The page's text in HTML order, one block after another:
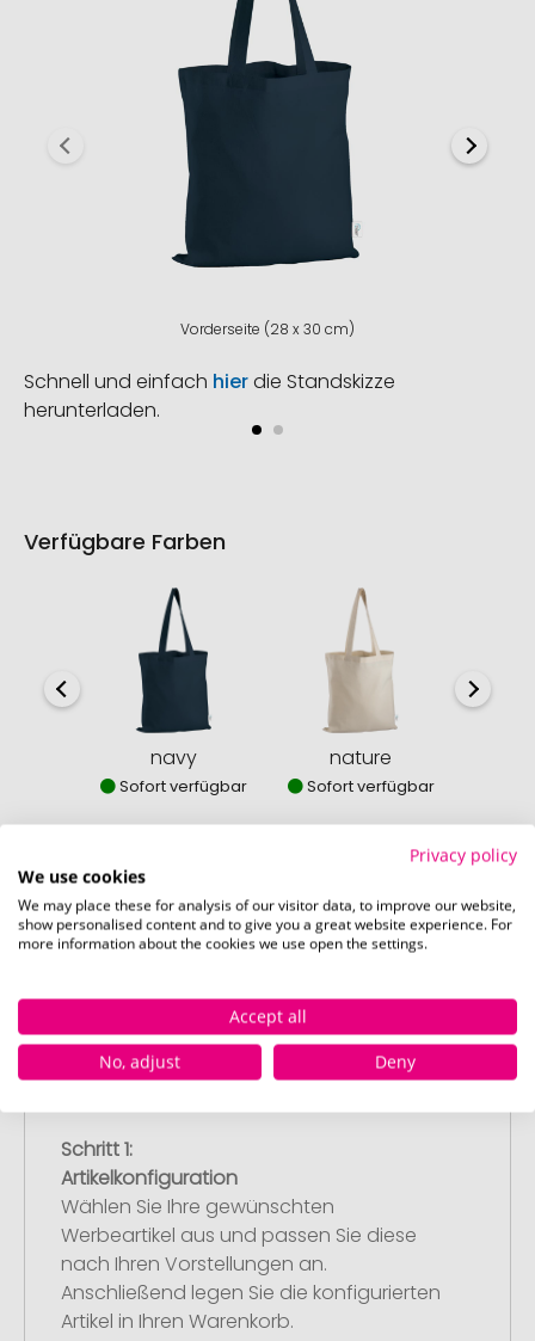
Vorderseite (28 x 30 cm)
Schnell und einfach hierdie Standskizze
herunterladen.
Verfügbare Farben
navy
Sofort verfügbar
nature
Sofort verfügbar
So einfach bestellen Sie Ihre Werbeartikel bei
Pinkcube
Schritt 1:
Artikelkonfiguration
Wählen Sie Ihre gewünschten
Werbeartikel aus und passen Sie diese
nach Ihren Vorstellungen an.
Anschließend legen Sie die konfigurierten
Artikel in Ihren Warenkorb.
Privacy policy
We use cookies
We may place these for analysis of our visitor data, to improve our website,
show personalised content and to give you a great website experience. For
more information about the cookies we use open the settings.
Accept all
No, adjust
Deny